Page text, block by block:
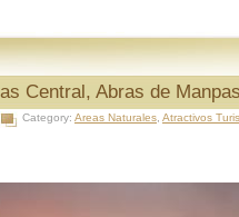
Central, Abras de
Category: Areas Naturales Atractivos